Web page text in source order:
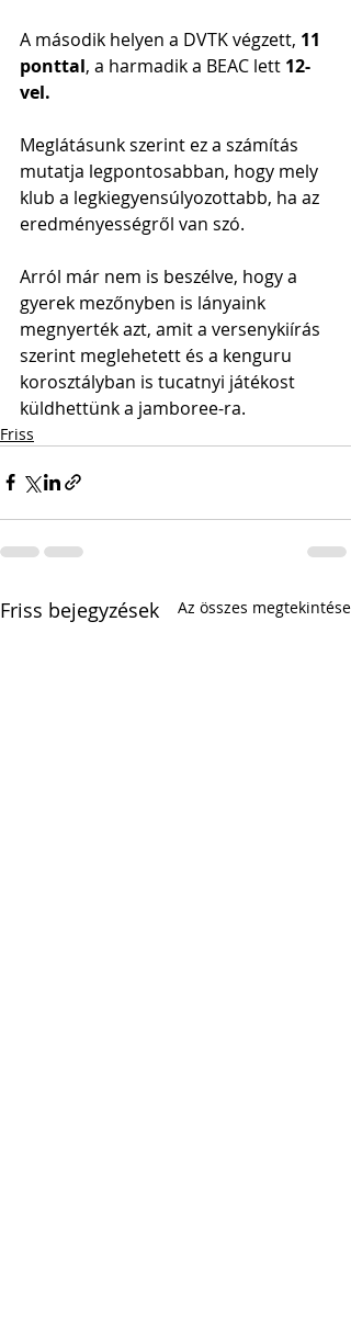
A második helyen a DVTK végzett, 11
ponttal, a harmadik a BEAC lett 12-
vel.
Meglátásunk szerint ez a számítás
mutatja legpontosabban, hogy mely
klub a legkiegyensúlyozottabb, ha az
eredményességről van szó.
Arról már nem is beszélve, hogy a
gyerek mezőnyben is lányaink
megnyerték azt, amit a versenykiírás
szerint meglehetett és a kenguru
korosztályban is tucatnyi játékost
küldhettünk a jamboree-ra.
Friss
Friss bejegyzések Az összes megtekintése